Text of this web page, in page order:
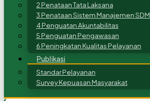
2 Penataan Tata Laksana
3 Penataan Sistem Manajemen SDM
4 Penguatan Akuntabilitas
5 Penguatan Pengawasan
6 Peningkatan Kualitas Pelayanan
Publikasi
Standar Pelayanan
Survey Kepuasan Masyarakat